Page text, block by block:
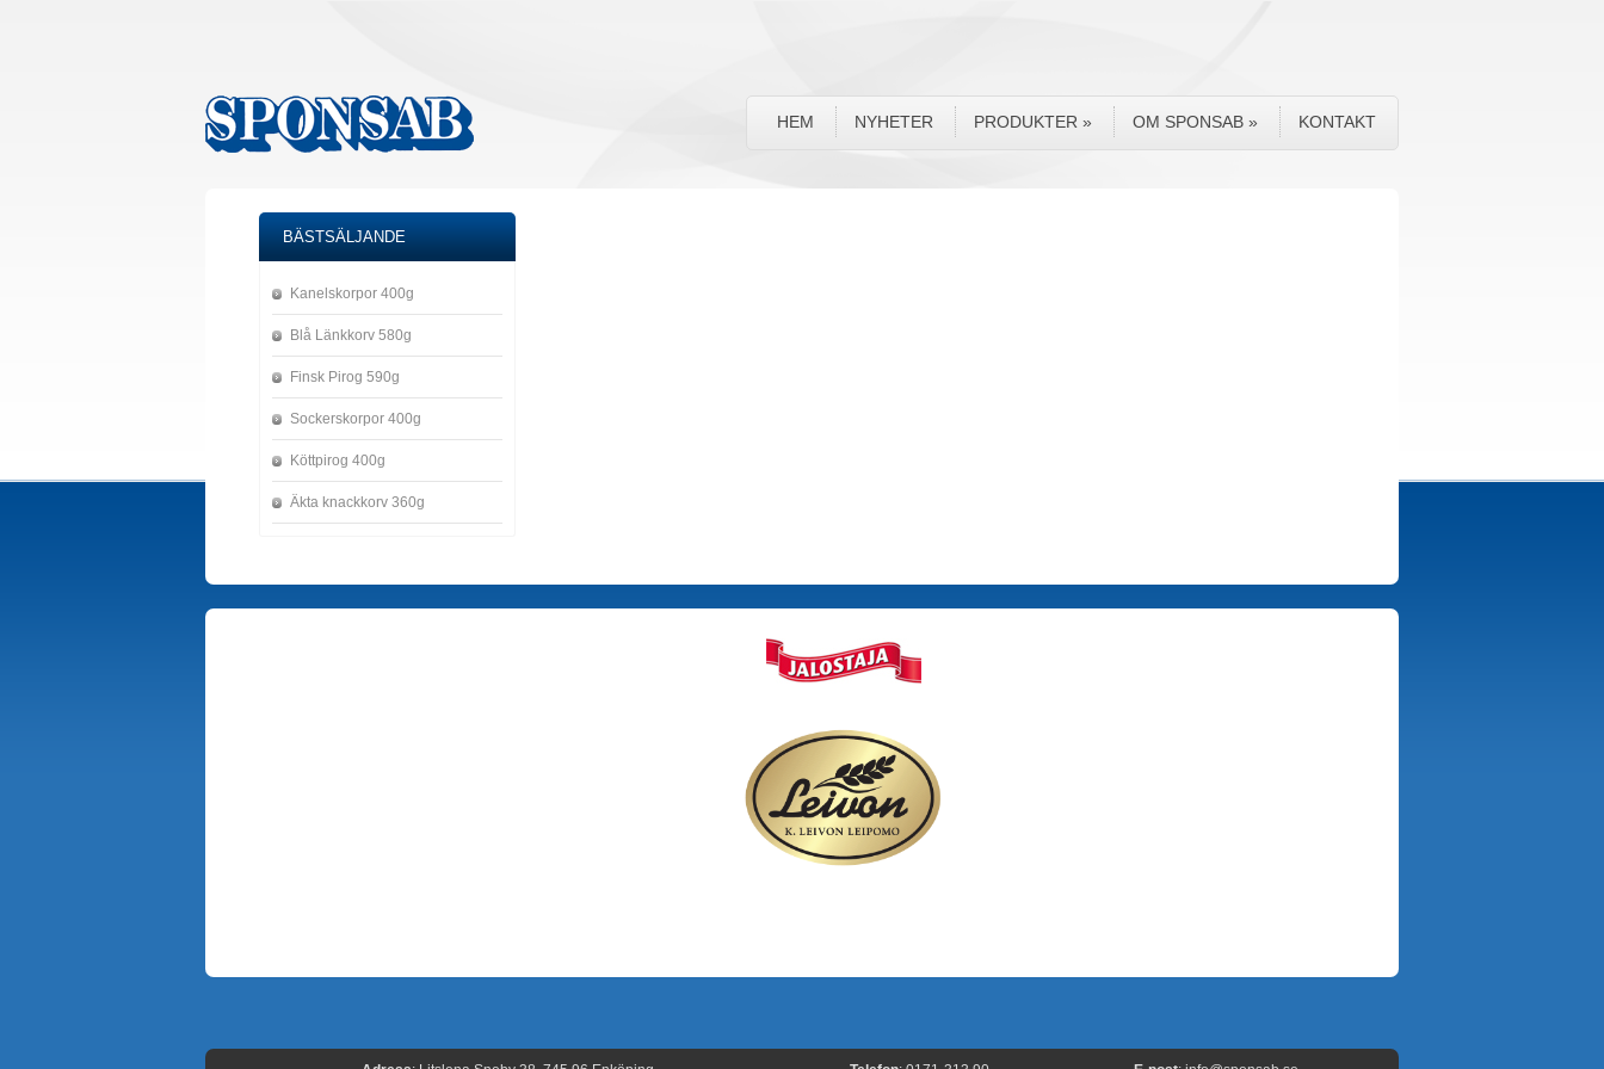
HEM NYHETER PRODUKTER » OM SPONSAB » KONTAKT
BÄSTSÄLJANDE
Kanelskorpor 400g
Blå Länkkorv 580g
Finsk Pirog 590g
Sockerskorpor 400g
Köttpirog 400g
Äkta knackkorv 360g